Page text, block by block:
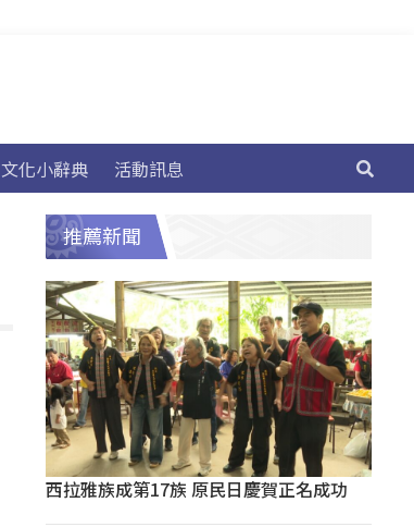
文化小辭典 活動訊息
推薦新聞
西拉雅族成第17族 原民日慶賀正名成功